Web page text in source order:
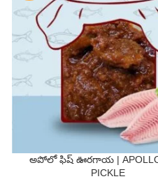
QTY
అపోలో ఫిష్ ఊరగాయ |
PICKLE